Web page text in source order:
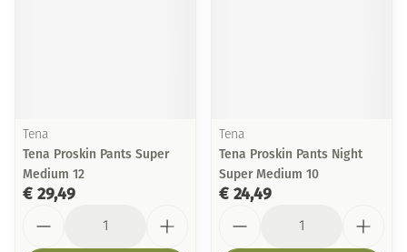
Tena
Tena Proskin Pants Super
Medium 12
€ 29,49
Tena
Tena Proskin Pants Night
Super Medium 10
€ 24,49